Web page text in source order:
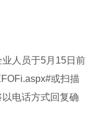
人员于5月15日前
或扫描
电话方式回复确